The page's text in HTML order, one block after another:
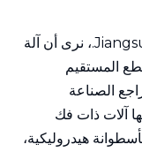
في Jiangsu Huanhong Hydraulic Co., Ltd.، نرى أن آلة
المستقيم
الصناعة
آلات ذات فك
هيدروليكية،